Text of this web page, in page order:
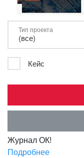
Тип проекта
Кейс
Журнал ОК!
Подробнее